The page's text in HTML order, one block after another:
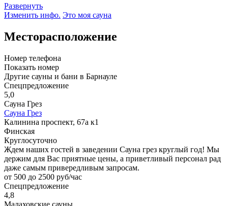
Развернуть
Изменить инфо. Это моя сауна
Месторасположение
Номер телефона
Показать номер
Другие сауны и бани в Барнауле
Спецпредложение
5,0
Сауна Грез
Сауна Грез
Калинина проспект, 67а к1
Финская
Круглосуточно
Ждем наших гостей в заведении Сауна грез круглый год! Мы
держим для Вас приятные цены, а приветливый персонал рад
даже самым привередливым запросам.
от 500 до 2500 руб/час
Спецпредложение
4,8
Малаховские сауны